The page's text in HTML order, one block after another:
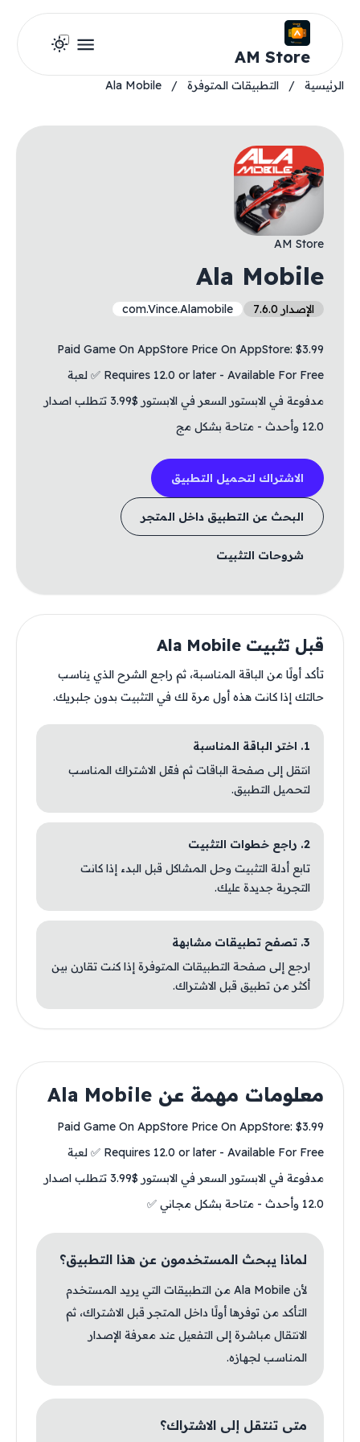
AM Store
الرئيسية / التطبيقات المتوفرة /
Ala Mobile
AM Store
Ala Mobile
الإصدار 7.6.0 com.Vince.Alamobile
Paid Game On AppStore Price On AppStore: $3.99
Requires 12.0 or later - Available For Free ✅ لعبة
مدفوعة في الابستور السعر في الابستور $3.99 تتطلب اصدار
12.0 وأحدث - متاحة بشكل مج
الاشتراك لتحميل التطبيق
البحث عن التطبيق داخل المتجر
شروحات التثبيت
قبل تثبيت Ala Mobile
تأكد أولًا من الباقة المناسبة، ثم راجع الشرح الذي يناسب
حالتك إذا كانت هذه أول مرة لك في التثبيت بدون جلبريك.
1. اختر الباقة المناسبة
انتقل إلى صفحة الباقات ثم فعّل الاشتراك المناسب
لتحميل التطبيق.
2. راجع خطوات التثبيت
تابع أدلة التثبيت وحل المشاكل قبل البدء إذا كانت
التجربة جديدة عليك.
3. تصفح تطبيقات مشابهة
ارجع إلى صفحة التطبيقات المتوفرة إذا كنت تقارن بين
أكثر من تطبيق قبل الاشتراك.
معلومات مهمة عن Ala Mobile
Paid Game On AppStore Price On AppStore: $3.99
Requires 12.0 or later - Available For Free ✅ لعبة
مدفوعة في الابستور السعر في الابستور $3.99 تتطلب اصدار
12.0 وأحدث - متاحة بشكل مجاني ✅
لماذا يبحث المستخدمون عن هذا التطبيق؟
لأن Ala Mobile من التطبيقات التي يريد المستخدم
التأكد من توفرها أولًا داخل المتجر قبل الاشتراك، ثم
الانتقال مباشرة إلى التفعيل عند معرفة الإصدار
المناسب لجهازه.
متى تنتقل إلى الاشتراك؟